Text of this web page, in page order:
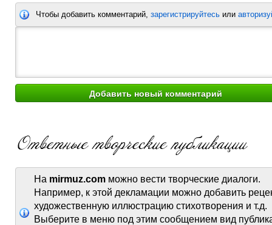
Чтобы добавить комментарий, зарегистрируйтесь или
На mirmuz.com можно вести творческие диалоги.
Например, к этой декламации можно добавить
художественную иллюстрацию стихотворения и т.д.
Выберите в меню под этим сообщением вид